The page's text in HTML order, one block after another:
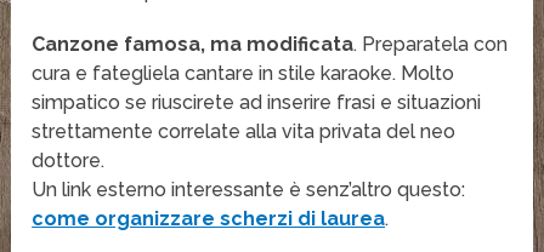
Canzone famosa, ma modificata. Preparatela con
cura e fategliela cantare in stile karaoke. Molto
simpatico se riuscirete ad inserire frasi e situazioni
strettamente correlate alla vita privata del neo
dottore.
Un link esterno interessante è senz’altro questo:
come organizzare scherzi di laurea.